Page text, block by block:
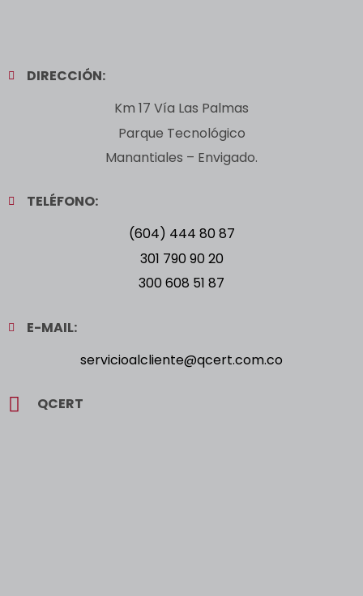
DIRECCIÓN:
Km 17 Vía Las Palmas
Parque Tecnológico
Manantiales – Envigado.
TELÉFONO:
(604) 444 80 87
301 790 90 20
300 608 51 87
E-MAIL:
servicioalcliente@qcert.com.co
QCERT